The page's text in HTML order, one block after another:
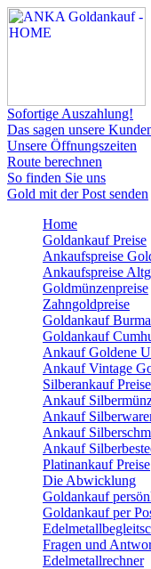
Sofortige Auszahlung!
Das sagen unsere
Unsere Öffnungszeiten
Route berechnen
So finden Sie uns
Gold mit der Post senden
Home
Goldankauf Preise
Ankaufspreise
Ankaufspreise
Goldmünzenpreise
Zahngoldpreise
Goldankauf
Goldankauf
Ankauf Goldene
Ankauf Vintage
Silberankauf Preise
Ankauf
Ankauf
Ankauf
Ankauf
Platinankauf Preise
Die Abwicklung
Goldankauf
Goldankauf per
Fragen und
Edelmetallrechner